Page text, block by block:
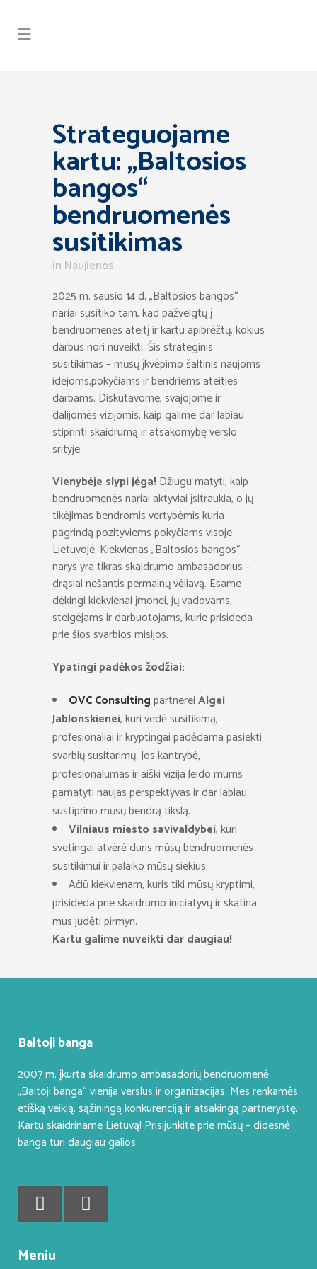
Strateguojame
kartu: „Baltosios
bangos“
bendruomenės
susitikimas
in Naujienos
2025 m. sausio 14 d. „Baltosios bangos“
nariai susitiko tam, kad pažvelgtų į
bendruomenės ateitį ir kartu apibrėžtų, kokius
darbus nori nuveikti. Šis strateginis
susitikimas – mūsų įkvėpimo šaltinis naujoms
idėjoms,pokyčiams ir bendriems ateities
darbams. Diskutavome, svajojome ir
dalijomės vizijomis, kaip galime dar labiau
stiprinti skaidrumą ir atsakomybę verslo
srityje.
Vienybėje slypi jėga! Džiugu matyti, kaip
bendruomenės nariai aktyviai įsitraukia, o jų
tikėjimas bendromis vertybėmis kuria
pagrindą pozityviems pokyčiams visoje
Lietuvoje. Kiekvienas „Baltosios bangos“
narys yra tikras skaidrumo ambasadorius –
drąsiai nešantis permainų vėliavą. Esame
dėkingi kiekvienai įmonei, jų vadovams,
steigėjams ir darbuotojams, kurie prisideda
prie šios svarbios misijos.
Ypatingi padėkos žodžiai:
OVC ConsultingpartnereiAlgei
Jablonskienei, kuri vedė susitikimą,
profesionaliai ir kryptingai padėdama pasiekti
svarbių susitarimų. Jos kantrybė,
profesionalumas ir aiški vizija leido mums
pamatyti naujas perspektyvas ir dar labiau
sustiprino mūsų bendrą tikslą.
Vilniaus miesto savivaldybei, kuri
svetingai atvėrė duris mūsų bendruomenės
susitikimui ir palaiko mūsų siekius.
Ačiū kiekvienam, kuris tiki mūsų kryptimi,
prisideda prie skaidrumo iniciatyvų ir skatina
mus judėti pirmyn.
Kartu galime nuveikti dar daugiau!
Baltoji banga
2007 m. įkurta skaidrumo ambasadorių bendruomenė
„Baltoji banga“ vienija verslus ir organizacijas. Mes renkamės
etišką veiklą, sąžiningą konkurenciją ir atsakingą partnerystę.
Kartu skaidriname Lietuvą! Prisijunkite prie mūsų – didesnė
banga turi daugiau galios.
Meniu